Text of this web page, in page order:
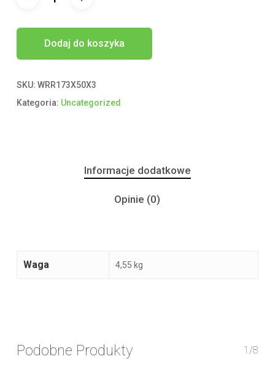
Dodaj do koszyka
SKU: WRR173X50X3
Kategoria: Uncategorized
Informacje dodatkowe
Opinie (0)
Waga 4,55 kg
Podobne Produkty 1/8